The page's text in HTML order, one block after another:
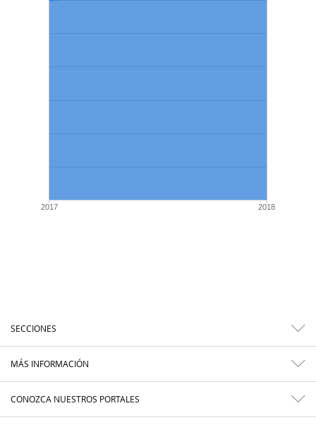
2017 2018
SECCIONES
MÁS INFORMACIÓN
CONOZCA NUESTROS PORTALES